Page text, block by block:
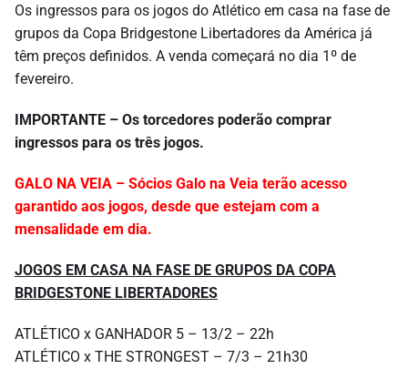
Os ingressos para os jogos do Atlético em casa na fase de
grupos da Copa Bridgestone Libertadores da América já
têm preços definidos. A venda começará no dia 1º de
fevereiro.
IMPORTANTE – Os torcedores poderão comprar
ingressos para os três jogos.
GALO NA VEIA – Sócios Galo na Veia terão acesso
garantido aos jogos, desde que estejam com a
mensalidade em dia.
JOGOS EM CASA NA FASE DE GRUPOS DA COPA
BRIDGESTONE LIBERTADORES
ATLÉTICO x GANHADOR 5 – 13/2 – 22h
ATLÉTICO x THE STRONGEST – 7/3 – 21h30